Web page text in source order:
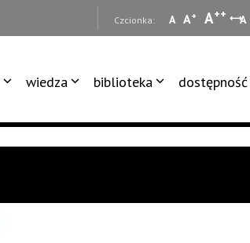
Czcionka: A A+ A++ A
wiedza biblioteka dostępność